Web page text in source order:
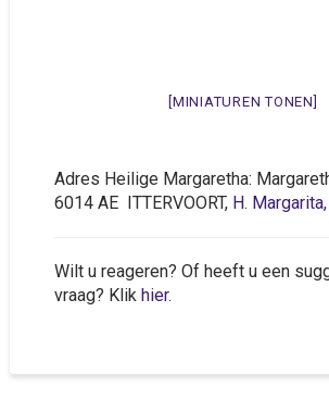
[MINIATUREN TONEN]
Adres Heilige Margaretha:
6014 AE ITTERVOORT, H.
Wilt u reageren? Of heeft u een
vraag? Klik hier.